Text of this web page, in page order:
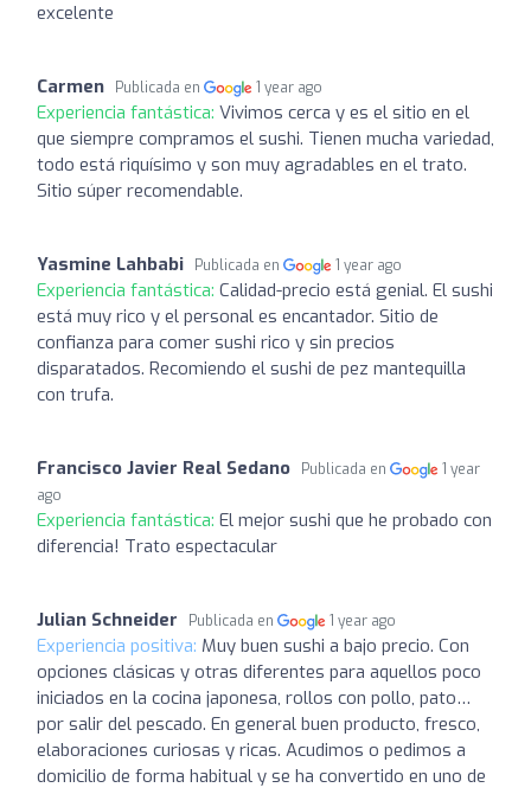
excelente
Carmen Publicada en 1 year ago
Experiencia fantástica: Vivimos cerca y es el sitio en el
que siempre compramos el sushi. Tienen mucha variedad,
todo está riquísimo y son muy agradables en el trato.
Sitio súper recomendable.
Yasmine Lahbabi Publicada en 1 year ago
Experiencia fantástica: Calidad-precio está genial. El sushi
está muy rico y el personal es encantador. Sitio de
confianza para comer sushi rico y sin precios
disparatados. Recomiendo el sushi de pez mantequilla
con trufa.
Francisco Javier Real Sedano Publicada en
1 year
ago
Experiencia fantástica: El mejor sushi que he probado con
diferencia! Trato espectacular
Julian Schneider Publicada en 1 year ago
Experiencia positiva: Muy buen sushi a bajo precio. Con
opciones clásicas y otras diferentes para aquellos poco
iniciados en la cocina japonesa, rollos con pollo, pato…
por salir del pescado. En general buen producto, fresco,
elaboraciones curiosas y ricas. Acudimos o pedimos a
domicilio de forma habitual y se ha convertido en uno de